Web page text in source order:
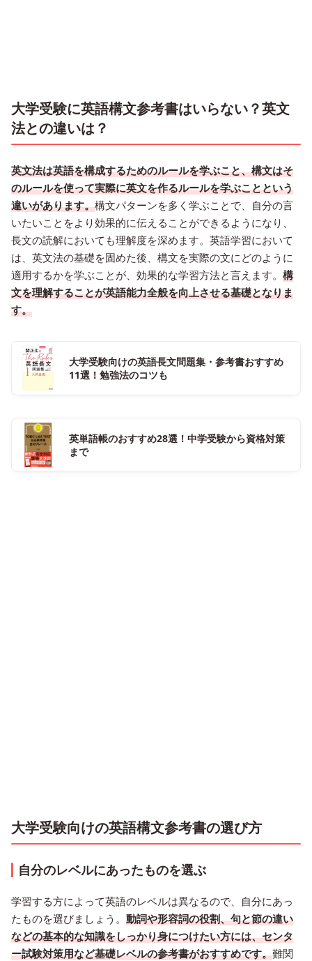
大学受験に英語構文参考書はいらない？英文
法との違いは？
英文法は英語を構成するためのルールを学ぶこと、構文はそ
のルールを使って実際に英文を作るルールを学ぶことという
違いがあります。構文パターンを多く学ぶことで、自分の言
いたいことをより効果的に伝えることができるようになり、
長文の読解においても理解度を深めます。英語学習において
は、英文法の基礎を固めた後、構文を実際の文にどのように
適用するかを学ぶことが、効果的な学習方法と言えます。 構
文を理解することが英語能力全般を向上させる基礎となりま
す。
大学受験向けの英語長文問題集・参考書おすすめ
11選！勉強法のコツも
英単語帳のおすすめ28選！中学受験から資格対策
まで
大学受験向けの英語構文参考書の選び方
自分のレベルにあったものを選ぶ
学習する方によって英語のレベルは異なるので、自分にあっ
たものを選びましょう。 動詞や形容詞の役割、句と節の違い
などの基本的な知識をしっかり身につけたい方には、センタ
ー試験対策用など基礎レベルの参考書がおすすめです。難関